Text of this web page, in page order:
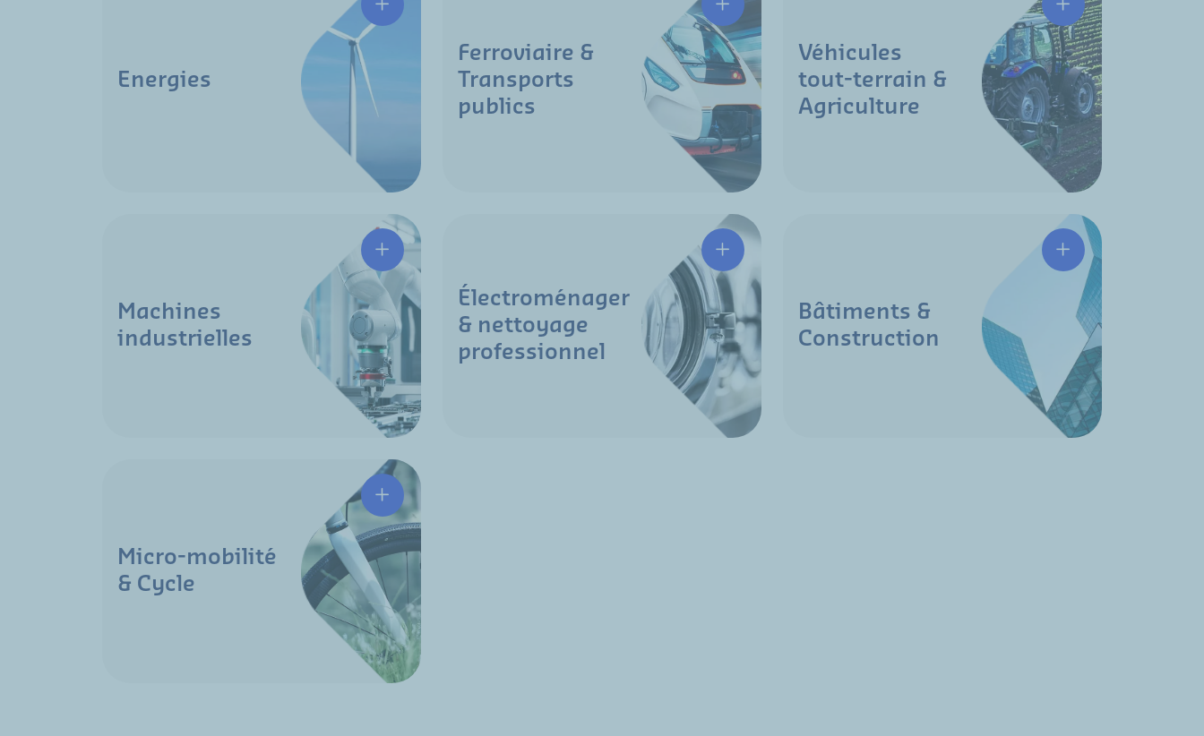
Energies
Ferroviaire &
Transports
publics
Véhicules
tout-terrain &
Agriculture
Machines
industrielles
Électroménager
& nettoyage
professionnel
Bâtiments &
Construction
Micro-mobilité
& Cycle